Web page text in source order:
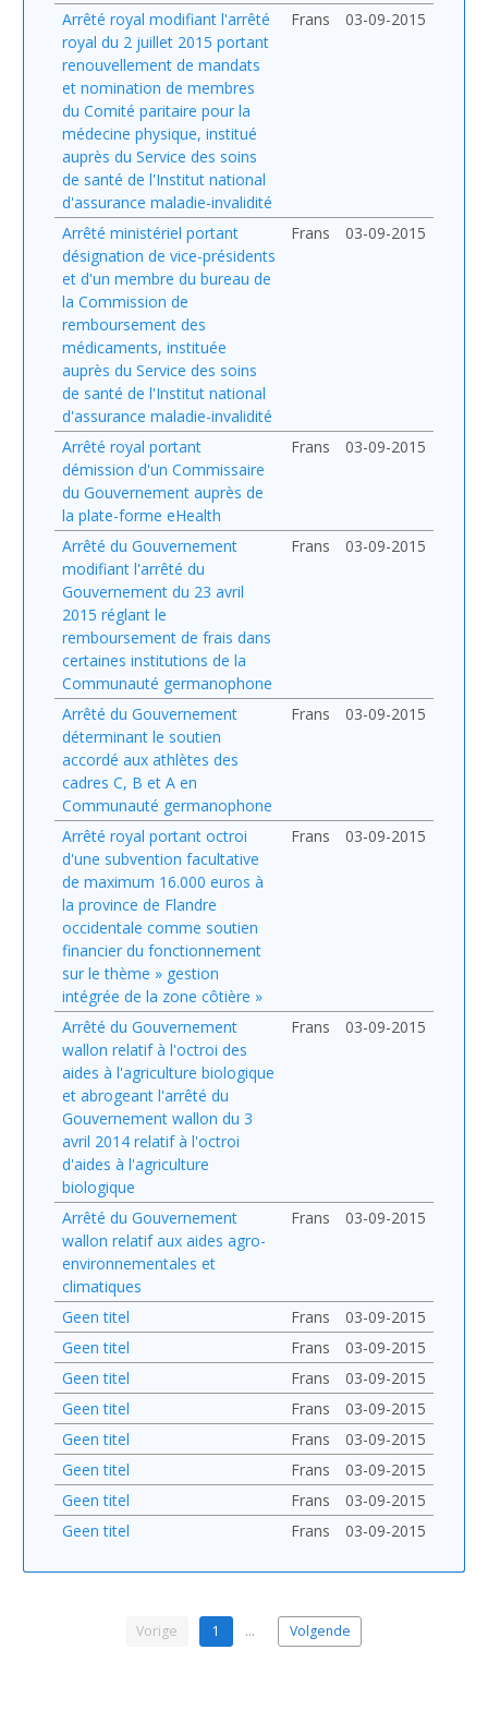
Arrêté royal modifiant l'arrêté
royal du 2 juillet 2015 portant
renouvellement de mandats
et nomination de membres
du Comité paritaire pour la
médecine physique, institué
auprès du Service des soins
de santé de l'Institut national
d'assurance maladie-invalidité
Frans 03-09-2015
Arrêté ministériel portant
désignation de vice-présidents
et d'un membre du bureau de
la Commission de
remboursement des
médicaments, instituée
auprès du Service des soins
de santé de l'Institut national
d'assurance maladie-invalidité
Frans 03-09-2015
Arrêté royal portant
démission d'un Commissaire
du Gouvernement auprès de
la plate-forme eHealth
Frans 03-09-2015
Arrêté du Gouvernement
modifiant l'arrêté du
Gouvernement du 23 avril
2015 réglant le
remboursement de frais dans
certaines institutions de la
Communauté germanophone
Frans 03-09-2015
Arrêté du Gouvernement
déterminant le soutien
accordé aux athlètes des
cadres C, B et A en
Communauté germanophone
Frans 03-09-2015
Arrêté royal portant octroi
d'une subvention facultative
de maximum 16.000 euros à
la province de Flandre
occidentale comme soutien
financier du fonctionnement
sur le thème » gestion
intégrée de la zone côtière »
Frans 03-09-2015
Arrêté du Gouvernement
wallon relatif à l'octroi des
aides à l'agriculture biologique
et abrogeant l'arrêté du
Gouvernement wallon du 3
avril 2014 relatif à l'octroi
d'aides à l'agriculture
biologique
Frans 03-09-2015
Arrêté du Gouvernement
wallon relatif aux aides agro-
environnementales et
climatiques
Frans 03-09-2015
Geen titel Frans
03-09-2015
Geen titel
Frans
03-09-2015
Geen titel
Frans
03-09-2015
Geen titel
Frans
03-09-2015
Geen titel
Frans
03-09-2015
Geen titel
Frans
03-09-2015
Geen titel
Frans
03-09-2015
Geen titel
Frans 03-09-2015
Vorige 1 … Volgende